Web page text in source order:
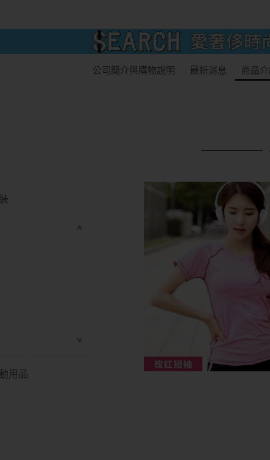
公司簡介與購物說明 最新消息 商品
用品